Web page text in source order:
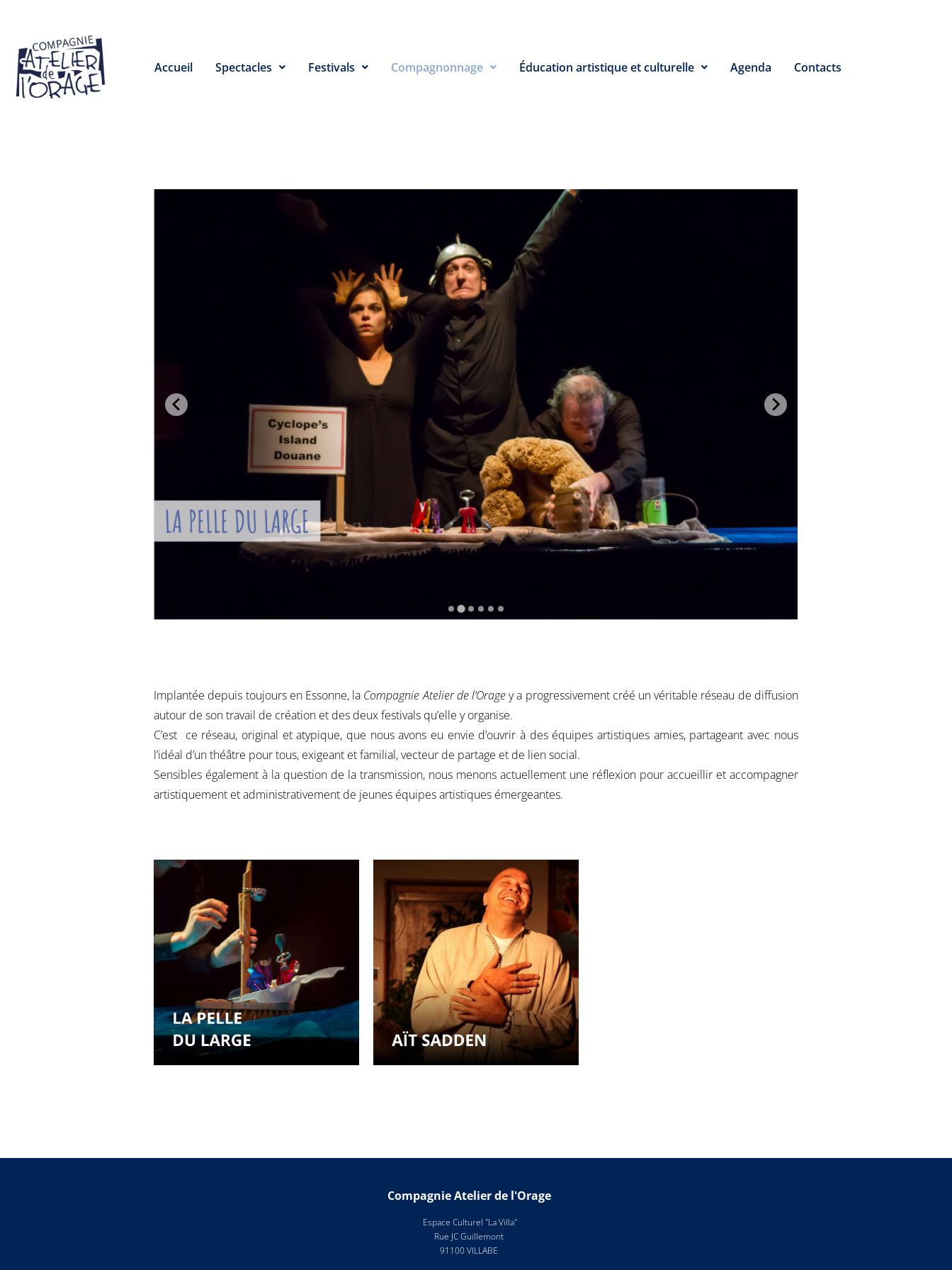
Accueil Spectacles Festivals Compagnonnage Éducation artistique et culturelle Agenda Contacts
Implantée depuis toujours en Essonne, la Compagnie Atelier de l’Oragey a progressivement créé un véritable réseau de diffusion
autour de son travail de création et des deux festivals qu’elle y organise.
C’est ce réseau, original et atypique, que nous avons eu envie d’ouvrir à des équipesartistiques amies, partageant avec nous
l’idéal d’un théâtre pour tous, exigeant et familial, vecteur de partage et de lien social.
Sensibles également à la question de la transmission, nous menons actuellement une réflexion pour accueillir et accompagner
artistiquement et administrativement de jeunes équipes artistiques émergeantes.
Compagnie Atelier de l'Orage
Espace Culturel "La Villa"
Rue JC Guillemont
91100 VILLABE